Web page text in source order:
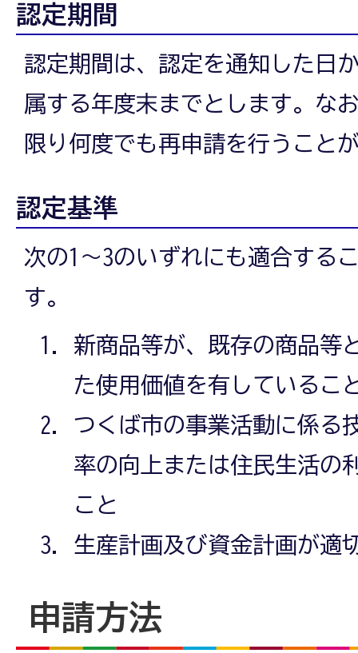
認定期間
認定期間は、認定を通知した日
属する年度末までとします。な
限り何度でも再申請を行うこと
認定基準
次の1～3のいずれにも適合する
す。
新商品等が、既存の商品等
た使用価値を有しているこ
つくば市の事業活動に係る
率の向上または住民生活の
こと
生産計画及び資金計画が適
申請方法